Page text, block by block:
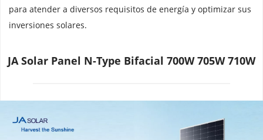
para atender a diversos requisitos de energía y optimizar sus
inversiones solares.
JA Solar Panel N-Type Bifacial 700W 705W 710W